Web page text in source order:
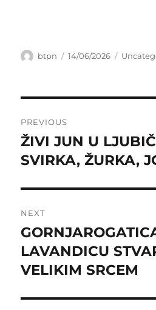
Author
btpn
Posted
14/06/2026
navigation
PREVIOUS
Previous
post:
ŽIVI JUN U
SVIRKA, ŽURKA,
NEXT
Next
post:
LAVANDICU
VELIKIM SRCEM